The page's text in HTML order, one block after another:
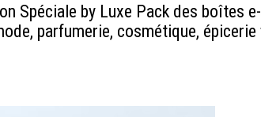
Spéciale by Luxe Pack des boîtes
parfumerie, cosmétique,